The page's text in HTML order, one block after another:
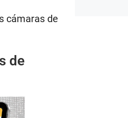
cámaras de
de